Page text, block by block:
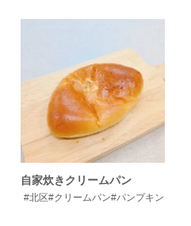
自家炊きクリームパン
#北区#クリームパン#パンプキン